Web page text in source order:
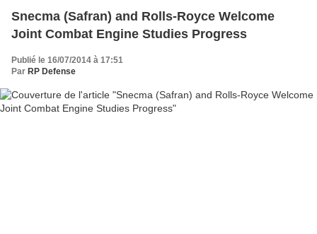
Snecma (Safran) and Rolls-Royce Welcome
Joint Combat Engine Studies Progress
Publié le 16/07/2014 à 17:51
Par RP Defense